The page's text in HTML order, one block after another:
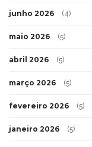
junho 2026 (4)
maio 2026 (5)
abril 2026 (5)
março 2026 (5)
fevereiro 2026 (5)
janeiro 2026 (5)